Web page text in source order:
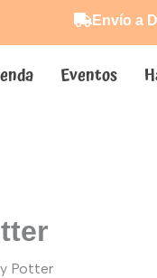
Envío a
Eventos
Potter